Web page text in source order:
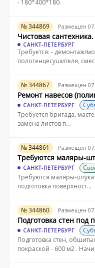
- 180*400*180.
№ 344869 Размещен
Чистовая сантехника.
САНКТ-ПЕТЕРБУРГ
Требуется: - демонтаж/
полотенцесушителя,
№ 344867 Размещен
Ремонт навесов
САНКТ-ПЕТЕРБУРГ
Требуется бригада,
замена листов п...
№ 344861 Размещен
Требуются маляры-
САНКТ-ПЕТЕРБУРГ
Требуются маляры-
подготовка поверхност...
№ 344860 Размещен
Подготовка стен под
САНКТ-ПЕТЕРБУРГ
Подготовка стен,
покраской - 600 м2 .